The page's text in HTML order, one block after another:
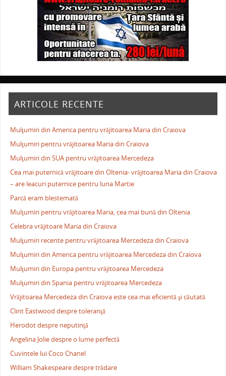
ARTICOLE RECENTE
Mulţumiri din America pentru vrăjitoarea Maria din Craiova
Mulţumiri pentru vrăjitoarea Maria din Craiova
Mulţumiri din SUA pentru vrăjitoarea Mercedeza
Cea mai puternică vrăjitoare din Oltenia- vrăjitoarea Maria din Craiova
– are leacuri puternice pentru luna Martie
Parcă eram blestemată
Mulţumiri pentru vrăjitoarea Maria, cea mai bună din Oltenia
Celebra vrăjitoare Maria din Craiova
Mulţumiri recente pentru vrăjitoarea Mercedeza din Craiova
Mulţumiri din America pentru vrăjitoarea Mercedeza din Craiova
Mulţumiri din Europa pentru vrăjitoarea Mercedeza
Mulţumiri din Spania pentru vrăjitoarea Mercedeza
Vrăjitoarea Mercedeza din Craiova este cea mai eficientă şi căutată
Clint Eastwood despre toleranţă
Herodot despre neputinţă
Angelina Jolie despre o lume perfectă
Cuvintele lui Coco Chanel
William Shakespeare despre trădare